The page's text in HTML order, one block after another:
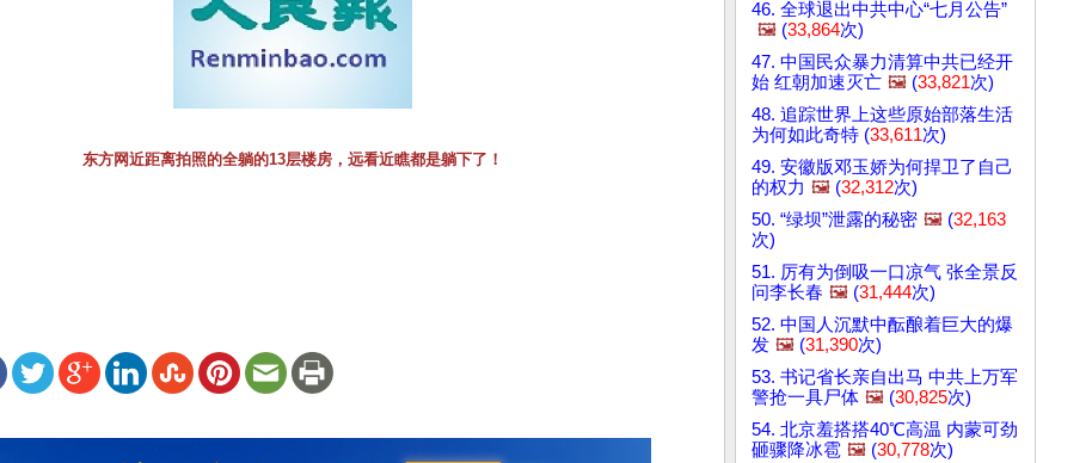
东方网近距离拍照的全躺的13层楼房，远看近瞧都是躺下了！
46. 全球退出中共中心“七月公告”
🖼️ (33,864次)
47. 中国民众暴力清算中共已经开
始 红朝加速灭亡 🖼️ (33,821次)
48. 追踪世界上这些原始部落生活
为何如此奇特 (33,611次)
49. 安徽版邓玉娇为何捍卫了自己
的权力 🖼️ (32,312次)
50. “绿坝”泄露的秘密 🖼️ (32,163
次)
51. 厉有为倒吸一口凉气 张全景反
问李长春 🖼️ (31,444次)
52. 中国人沉默中酝酿着巨大的爆
发 🖼️ (31,390次)
53. 书记省长亲自出马 中共上万军
警抢一具尸体 🖼️ (30,825次)
54. 北京羞搭搭40℃高温 内蒙可劲
砸骤降冰雹 🖼️ (30,778次)